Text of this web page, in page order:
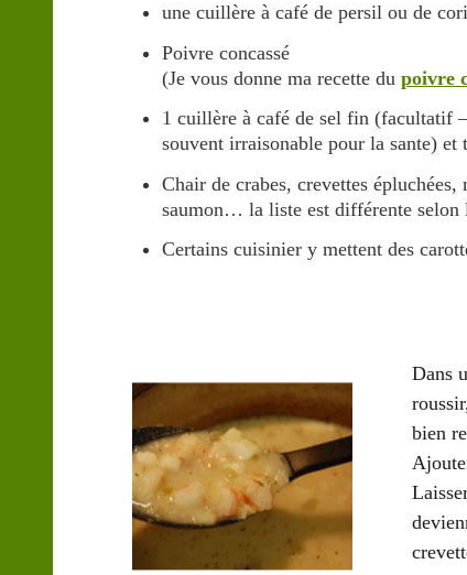
une cuillère à café de persil ou de
Poivre concassé
(Je vous donne ma recette du poivre
1 cuillère à café de sel fin (facultatif
souvent irraisonable pour la sante) et
Chair de crabes, crevettes
saumon… la liste est différente selon
Certains cuisinier y mettent des
Dans
bien